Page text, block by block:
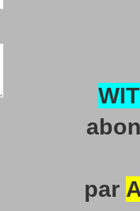
par